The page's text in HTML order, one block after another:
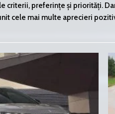
preferințe și priorități.
cele mai multe aprecieri